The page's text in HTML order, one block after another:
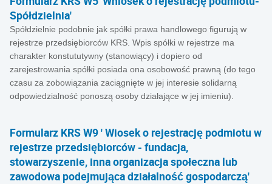
Spółdzielnia'
Spółdzielnie podobnie jak spółki prawa handlowego figurują w
rejestrze przedsiębiorców KRS. Wpis spółki w rejestrze ma
charakter konstututywny (stanowiący) i dopiero od
zarejestrowania spółki posiada ona osobowość prawną (do tego
czasu za zobowiązania zaciągnięte w jej interesie solidarną
odpowiedzialność ponoszą osoby działające w jej imieniu).
Formularz KRS W9 ' Wiosek o rejestrację podmiotu w
rejestrze przedsiębiorców - fundacja,
stowarzyszenie, inna organizacja społeczna lub
zawodowa podejmująca działalność gospodarczą'